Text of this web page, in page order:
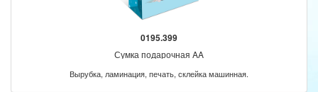
0195.399
Сумка подарочная AA
Вырубка, ламинация, печать, склейка машинная.